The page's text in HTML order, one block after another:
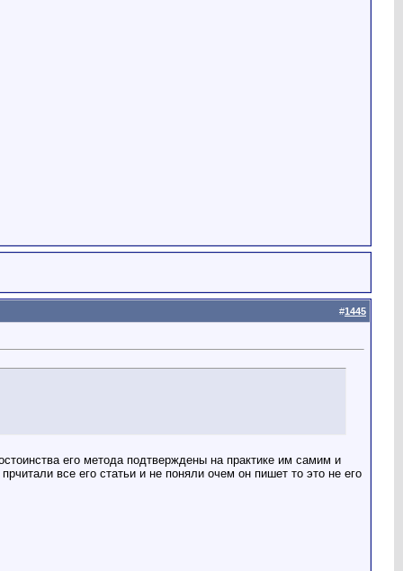
#1445
его метода подтверждены на практике им самим и
все его статьи и не поняли очем он пишет то это не его